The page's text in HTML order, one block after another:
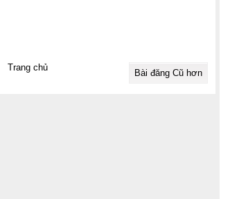
Bài đăng Cũ hơn
Trang chủ